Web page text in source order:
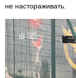
не настораживать.